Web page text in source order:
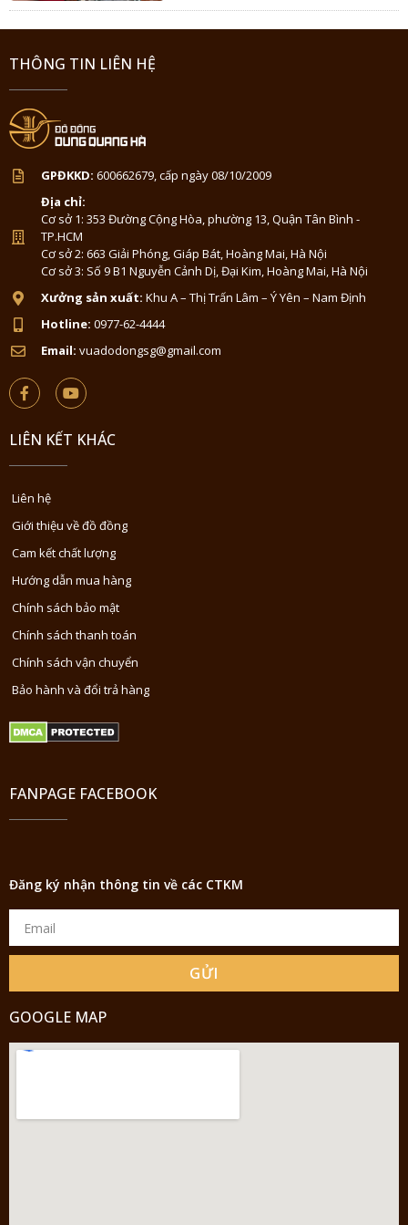
THÔNG TIN LIÊN HỆ
GPĐKKD: 600662679, cấp ngày 08/10/2009
Địa chỉ:
Cơ sở 1: 353 Đường Cộng Hòa, phường 13, Quận Tân Bình -
TP.HCM
Cơ sở 2: 663 Giải Phóng, Giáp Bát, Hoàng Mai, Hà Nội
Cơ sở 3: Số 9 B1 Nguyễn Cảnh Dị, Đại Kim, Hoàng Mai, Hà Nội
Xưởng sản xuất: Khu A – Thị Trấn Lâm – Ý Yên – Nam Định
Hotline: 0977-62-4444
Email: vuadodongsg@gmail.com
LIÊN KẾT KHÁC
Liên hệ
Giới thiệu về đồ đồng
Cam kết chất lượng
Hướng dẫn mua hàng
Chính sách bảo mật
Chính sách thanh toán
Chính sách vận chuyển
Bảo hành và đổi trả hàng
FANPAGE FACEBOOK
Đăng ký nhận thông tin về các CTKM
GỬI
GOOGLE MAP